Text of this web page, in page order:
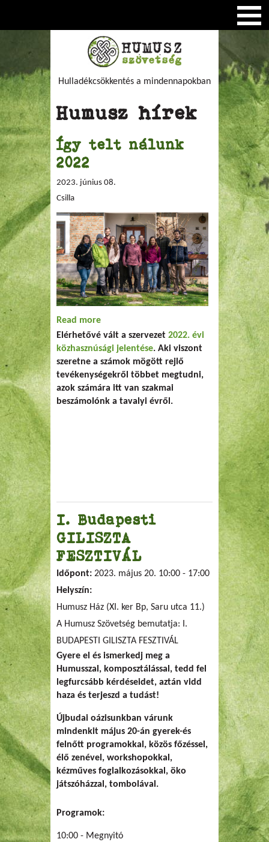
Hulladékcsökkentés a mindennapokban
Humusz hírek
Így telt nálunk
2022
2023. június 08.
Csilla
Read more
Elérhetővé vált a szervezet 2022. évi
közhasznúsági jelentése. Aki viszont
szeretne a számok mögött rejlő
tevékenységekről többet megtudni,
azok számára itt van szakmai
beszámolónk a tavalyi évről.
I. Budapesti
GILISZTA
FESZTIVÁL
Időpont: 2023. május 20. 10:00 - 17:00
Helyszín:
Humusz Ház (XI. ker Bp, Saru utca 11.)
A Humusz Szövetség bemutatja: I.
BUDAPESTI GILISZTA FESZTIVÁL
Gyere el és ismerkedj meg a
Humusszal, komposztálással, tedd fel
legfurcsább kérdéseidet, aztán vidd
haza és terjeszd a tudást!
Újbudai oázisunkban várunk
mindenkit május 20-án gyerek-és
felnőtt programokkal, közös főzéssel,
élő zenével, workshopokkal,
kézműves foglalkozásokkal, öko
játszóházzal, tombolával.
Programok:
10:00 - Megnyitó